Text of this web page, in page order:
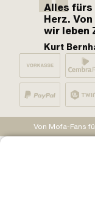
Alles fürs
Herz.
wir leben
Kurt
Von Mofa-Fans